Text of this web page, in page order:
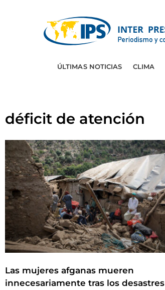
ÚLTIMAS NOTICIAS CLIMA
déficit de atención
Las mujeres afganas mueren
innecesariamente tras los desastres